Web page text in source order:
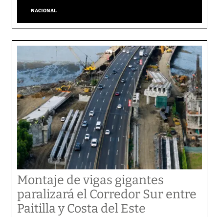
NACIONAL
Montaje de vigas gigantes
paralizará el Corredor Sur entre
Paitilla y Costa del Este